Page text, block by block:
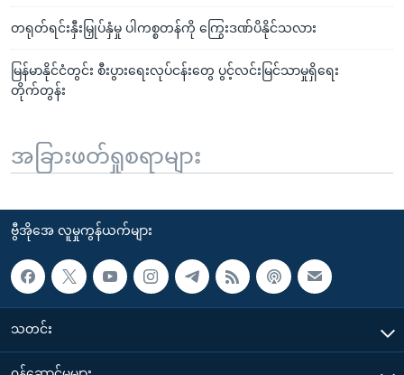
တရုတ်ရင်းနှီးမြှုပ်နှံမှု ပါကစ္စတန်ကို ကြွေးဒဏ်ပိနိုင်သလား
မြန်မာနိုင်ငံတွင်း စီးပွားရေးလုပ်ငန်းတွေ ပွင့်လင်းမြင်သာမှုရှိရေး
တိုက်တွန်း
အခြားဖတ်ရှုစရာများ
ဗွီအိုအေ လူမှုကွန်ယက်များ
သတင်း